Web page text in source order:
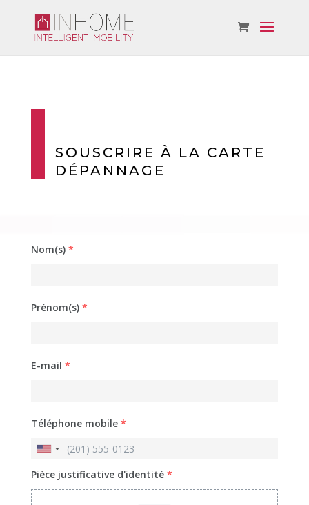
SOUSCRIRE À LA CARTE
DÉPANNAGE
Nom(s) *
Prénom(s) *
E-mail *
Téléphone mobile *
Pièce justificative d'identité *